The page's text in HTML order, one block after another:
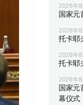
2026年
国家元
2026年8
托卡耶
2026年
托卡耶
2026年8
国家元
幕仪式